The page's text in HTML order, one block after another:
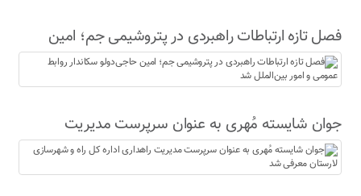
فصل تازه ارتباطات راهبردی در پتروشیمی جم؛ امین
حاجی‌دولو سکاندار روابط عمومی و امور بین‌الملل شد
جوان شایسته مُهری به عنوان سرپرست مدیریت
راهداری اداره کل راه و شهرسازی لارستان معرفی شد